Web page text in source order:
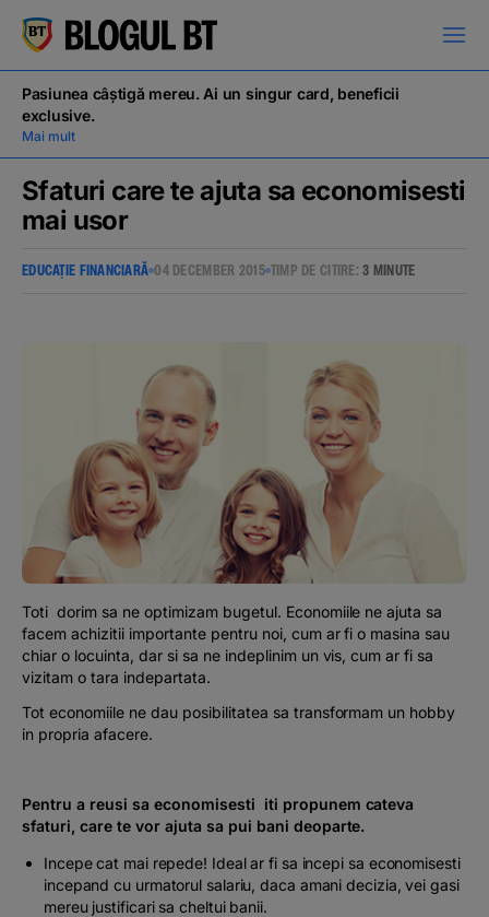
кириллица
Evenimente
Podcast
The MacRO Zone
Pentru antreprenori
Banking, pe relaxare
Pasiunea câștigă mereu. Ai un singur card, beneficii
exclusive.
Mai mult
Sfaturi care te ajuta sa economisesti
mai usor
EDUCAȚIE FINANCIARĂ 04 DECEMBER 2015 TIMP DE CITIRE:3 MINUTE
Toti dorim sa ne optimizam bugetul. Economiile ne ajuta sa
facem achizitii importante pentru noi, cum ar fi o masina sau
chiar o locuinta, dar si sa ne indeplinim un vis, cum ar fi sa
vizitam o tara indepartata.
Tot economiile ne dau posibilitatea sa transformam un hobby
in propria afacere.
Pentru a reusi sa economisesti iti propunem cateva
sfaturi, care te vor ajuta sa pui bani deoparte.
Incepe cat mai repede! Ideal ar fi sa incepi sa economisesti
incepand cu urmatorul salariu, daca amani decizia, vei gasi
mereu justificari sa cheltui banii.